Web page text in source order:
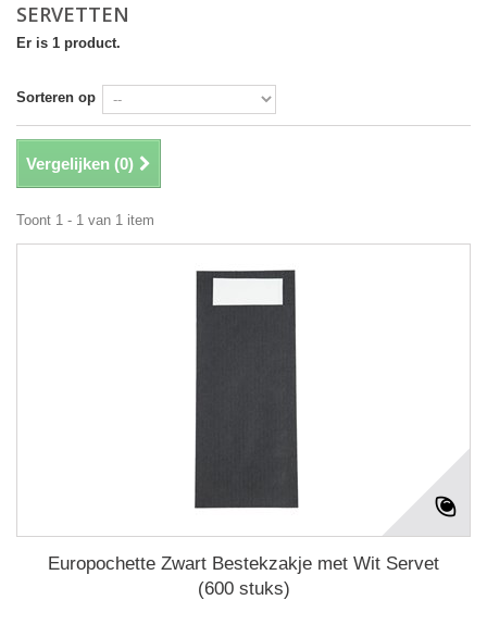
SERVETTEN
Er is 1 product.
Sorteren op
Vergelijken (0)
Toont 1 - 1 van 1 item
Europochette Zwart Bestekzakje met Wit Servet
(600 stuks)